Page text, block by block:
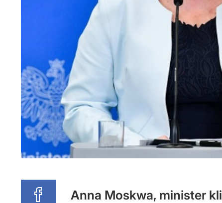
Anna Moskwa, minister